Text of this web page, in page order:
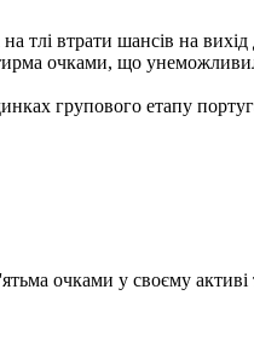
тлі втрати шансів на
очками, що
групового етапу
очками у своєму